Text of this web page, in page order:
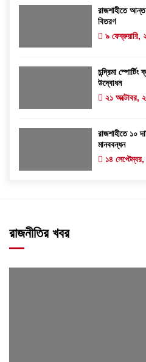
রাজশাহীতে
বিতরণ
৯
চন্দ্রিমা স্পোর্টিং
উদ্বোধন
২১ অক্টোবর,
রাজশাহীতে ১০
মানববন্ধন
১৪
রাজনীতির খবর